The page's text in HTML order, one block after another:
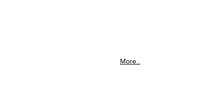
More..